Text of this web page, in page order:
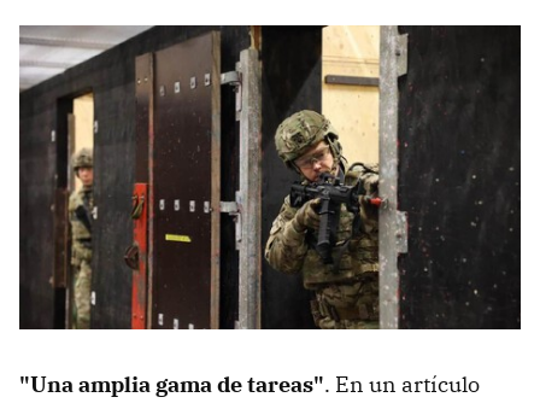
"Una amplia gama de tareas". En un artículo